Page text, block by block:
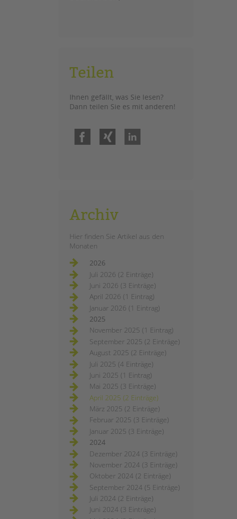
Teilen
Ihnen gefällt, was Sie lesen?
Dann teilen Sie es mit anderen!
Facebook
Archiv
Hier finden Sie Artikel aus den
Monaten
2026
Juli 2026 (2 Einträge)
Juni 2026 (3 Einträge)
April 2026 (1 Eintrag)
Januar 2026 (1 Eintrag)
2025
November 2025 (1 Eintrag)
September 2025 (2 Einträge)
August 2025 (2 Einträge)
Juli 2025 (4 Einträge)
Juni 2025 (1 Eintrag)
Mai 2025 (3 Einträge)
April 2025 (2 Einträge)
März 2025 (2 Einträge)
Februar 2025 (3 Einträge)
Januar 2025 (3 Einträge)
2024
Dezember 2024 (3 Einträge)
November 2024 (3 Einträge)
Oktober 2024 (2 Einträge)
September 2024 (5 Einträge)
Juli 2024 (2 Einträge)
Juni 2024 (3 Einträge)